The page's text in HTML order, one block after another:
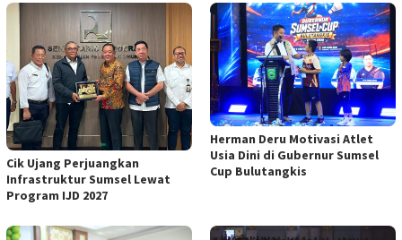
Cik Ujang Perjuangkan
Infrastruktur Sumsel Lewat
Program IJD 2027
Herman Deru Motivasi Atlet
Usia Dini di Gubernur Sumsel
Cup Bulutangkis